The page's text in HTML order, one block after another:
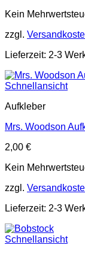
Kein
zzgl.
Lieferzeit: 2-3
Schnellansicht
Aufkleber
Mrs. Woodson
2,00 €
Kein
zzgl.
Lieferzeit: 2-3
Schnellansicht